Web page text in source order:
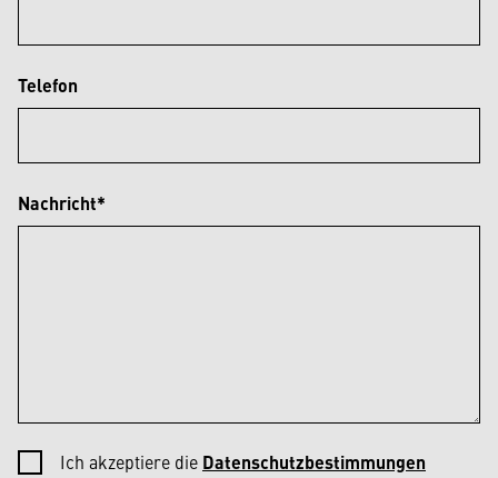
Telefon
Nachricht*
Ich akzeptiere die Datenschutzbestimmungen